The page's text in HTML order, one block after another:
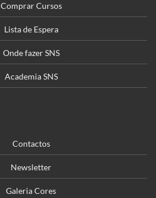
Comprar Cursos
Lista de Espera
Onde fazer SNS
Academia SNS
Contactos
Newsletter
Galeria Cores